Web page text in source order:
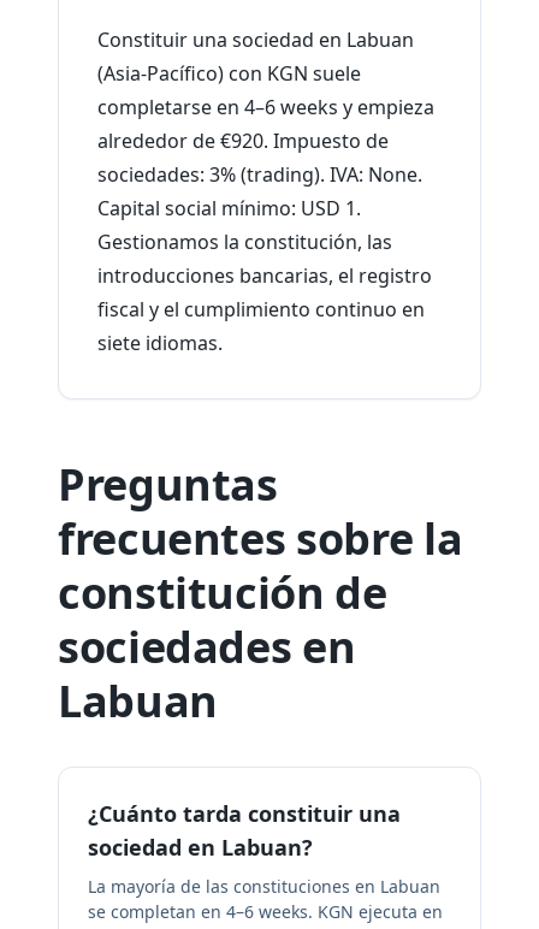
Constituir una sociedad en Labuan
(Asia-Pacífico) con KGN suele
completarse en 4–6 weeks y empieza
alrededor de €920. Impuesto de
sociedades: 3% (trading). IVA: None.
Capital social mínimo: USD 1.
Gestionamos la constitución, las
introducciones bancarias, el registro
fiscal y el cumplimiento continuo en
siete idiomas.
Preguntas
frecuentes sobre la
constitución de
sociedades en
Labuan
¿Cuánto tarda constituir una
sociedad en Labuan?
La mayoría de las constituciones en Labuan
se completan en 4–6 weeks. KGN ejecuta en